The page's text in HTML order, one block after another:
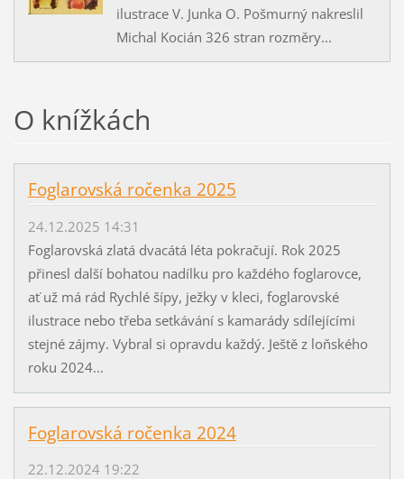
ilustrace V. Junka O. Pošmurný nakreslil
Michal Kocián 326 stran rozměry...
O knížkách
Foglarovská ročenka 2025
24.12.2025 14:31
Foglarovská zlatá dvacátá léta pokračují. Rok 2025
přinesl další bohatou nadílku pro každého foglarovce,
ať už má rád Rychlé šípy, ježky v kleci, foglarovské
ilustrace nebo třeba setkávání s kamarády sdílejícími
stejné zájmy. Vybral si opravdu každý. Ještě z loňského
roku 2024...
Foglarovská ročenka 2024
22.12.2024 19:22